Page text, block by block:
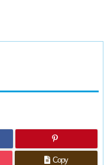
Copy